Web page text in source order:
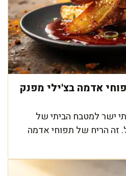
אדמה בצ'ילי מפנק
ישר למטבח הביתי של
זה הריח של תפוחי אדמה